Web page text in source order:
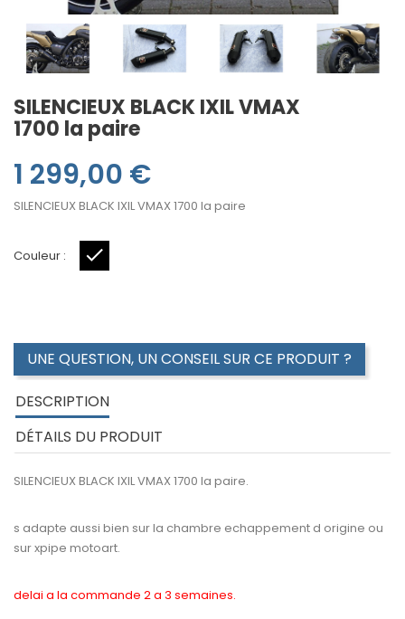
SILENCIEUX BLACK IXIL VMAX
1700 la paire
1 299,00 €
SILENCIEUX BLACK IXIL VMAX 1700 la paire
Couleur :
UNE QUESTION, UN CONSEIL SUR CE PRODUIT ?
DESCRIPTION
DÉTAILS DU PRODUIT
SILENCIEUX BLACK IXIL VMAX 1700 la paire.
s adapte aussi bien sur la chambre echappement d origine ou
sur xpipe motoart.
delai a la commande 2 a 3 semaines.